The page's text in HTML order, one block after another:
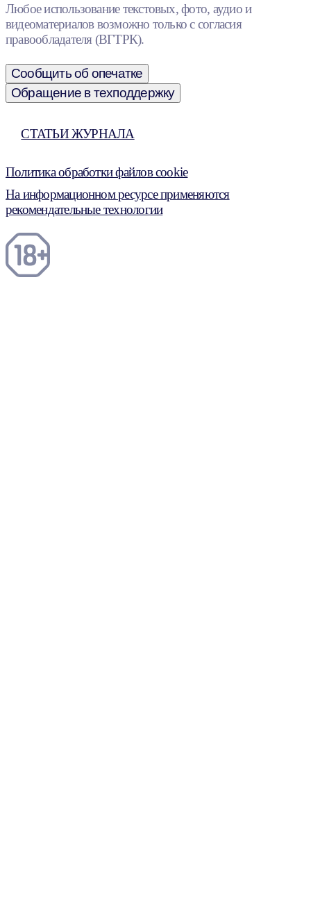
Любое использование текстовых, фото, аудио и
видеоматериалов возможно только с согласия
правообладателя (ВГТРК).
Сообщить об опечатке
Обращение в техподдержку
СТАТЬИ ЖУРНАЛА
Политика обработки файлов cookie
На информационном ресурсе применяются
рекомендательные технологии